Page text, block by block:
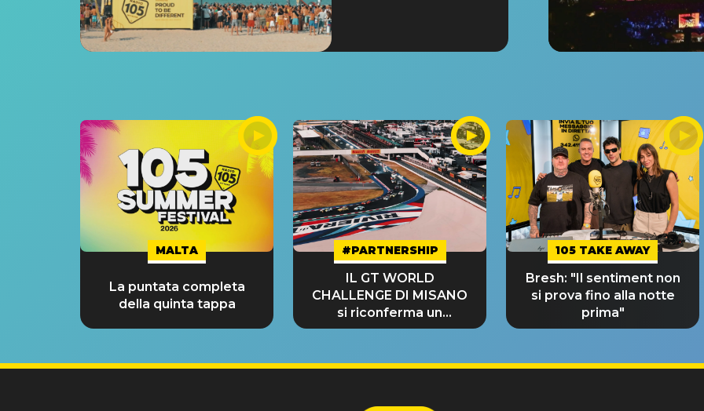
MALTA
La puntata completa
della quinta tappa
#PARTNERSHIP
IL GT WORLD
CHALLENGE DI MISANO
si riconferma un
GRANDE SUCCESSO!
105 TAKE AWAY
Bresh: "Il sentiment non
si prova fino alla notte
prima"